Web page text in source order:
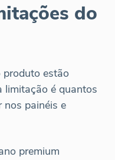
do
produto estão
limitação é quantos
nos painéis e
premium